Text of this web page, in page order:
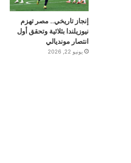
إنجاز تاريخي.. مصر تهزم
نيوزيلندا بثلاثية وتحقق أول
انتصار مونديالي
يونيو 22, 2026